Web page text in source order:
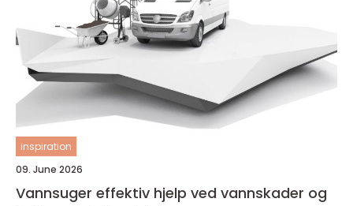
inspiration
09. June 2026
Vannsuger effektiv hjelp ved vannskader og